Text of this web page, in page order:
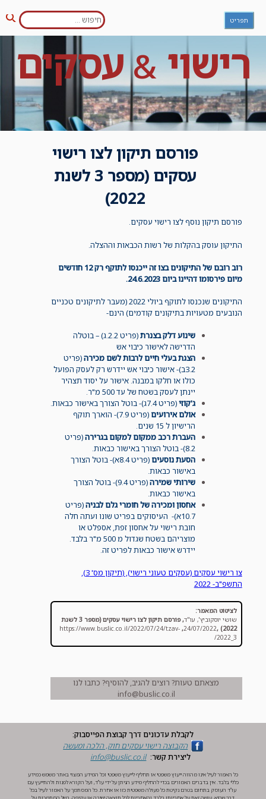
Skip
content
חפש: תפריט
רישוי&עסקים
פורסם תיקון לצו רישוי
עסקים (מספר 3 לשנת
2022)
פורסם תיקון נוסף לצו רישוי עסקים.
התיקון עוסק בהקלות של רשות הכבאות וההצלה.
רוב רובם של התיקונים בצו זה ייכנסו לתוקף רק 12 חודשים
מיום פירסומו דהיינו ביום 24.6.2023.
התיקונים שנכנסו לתוקף ביולי 2022 (מעבר לתיקונים טכניים
הנובעים מטעויות בתיקונים קודמים) הינם-
שינוע דלק בצנרת
(פריט 2.2.ג) – בוטלה
הדרישה לאישור כיבוי אש
הצגת בעלי חיים לרבות לשם מכירה(פריט
3.2ב)- אישור כיבוי אש יידרש רק לעסק הפועל
כולו או חלקו במבנה. אישור על יסוד תצהיר
יינתן לעסק בשטח של עד 500 מ"ר.
ג'קוזי(פריט 7.4ג)- בוטל הצורך באישור כבאות.
אולם אירועים
(פריט 7.9)- הוארך תוקף
הרישיון ל 15 שנים.
העברת רכב ממקום למקום בגרירה(פריט
8.2)- בוטל הצורך באישור כבאות.
הסעת נוסעים
(פריט 8.4א)- בוטל הצורך
באישור כבאות.
שירותי שמירה
(פריט 9.4)- בוטל הצורך
באישור כבאות.
אחסון ומכירה של חומרי גלם לבניה(פריט
10.7א)- העיסוקים בפריט שונו ועתה חלה
חובת רישוי על אחסון זפת, אספלט או
מוצריהם בשטח שגדול מ 500 מ"ר בלבד.
יידרש אישור כבאות לפריט זה.
צו רישוי עסקים (עסקים טעוני רישוי), (תיקון מס' 3),
התשפ"ב- 2022
לציטוט המאמר:
שושי יוסקוביץ', עו"ד,
פורסם תיקון לצו רישוי עסקים (מספר 3 לשנת
2022)
,
24/07/2022
,
https://www.buslic.co.il/2022/07/24/tzav-
2022_3/
מצאתם טעות? רוצים להגיב, להוסיף? כתבו לנו
info@buslic.co.il
לקבלת עדכונים דרך קבוצת הפייסבוק:
הקבוצה ‏רישוי עסקים חוק, הלכה ומעשה‏
ליצירת קשר: info@buslic.co.il
כל האמור לעיל אינו מהווה ייעוץ משפטי או תחליף לייעוץ משפטי וכל המידע המצוי באתר משמש כמידע
כללי בלבד. אין בדברים האמורים בכדי להחליף מידע הניתן על ידי עו"ד, ועל הקורא לפנות ולהתייעץ עם
עו"ד העוסק בתחום בטרם נקיטת כל פעולה משפטית כזו או אחרת. כל המסתמך על האמור לעיל בכל
דרך שהיא, עושה זאת על אחריותו בלבד והאחריות לכל תוצאה ישירה או עקיפה, בשל הסתמכות על